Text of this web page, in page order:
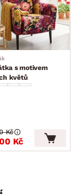
s motivem
květů
Kč
Kč